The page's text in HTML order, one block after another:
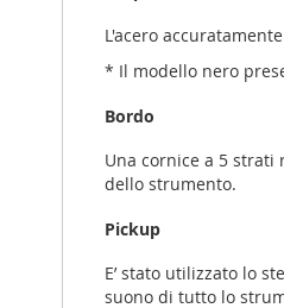
L'acero
* Il modello nero
Bordo
Una cornice a 5
dello strumento.
Pickup
E’ stato utilizzato lo
suono di tutto lo